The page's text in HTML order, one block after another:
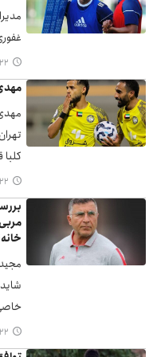
مهدی قایدی ۴
کلبا